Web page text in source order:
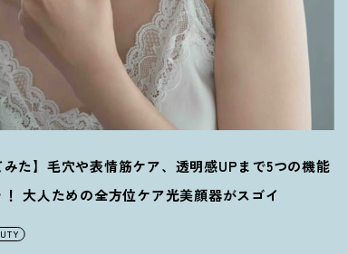
みた】毛穴や表情筋ケア、透明感UPまで5つの機能
！ 大人ための全方位ケア光美顔器がスゴイ